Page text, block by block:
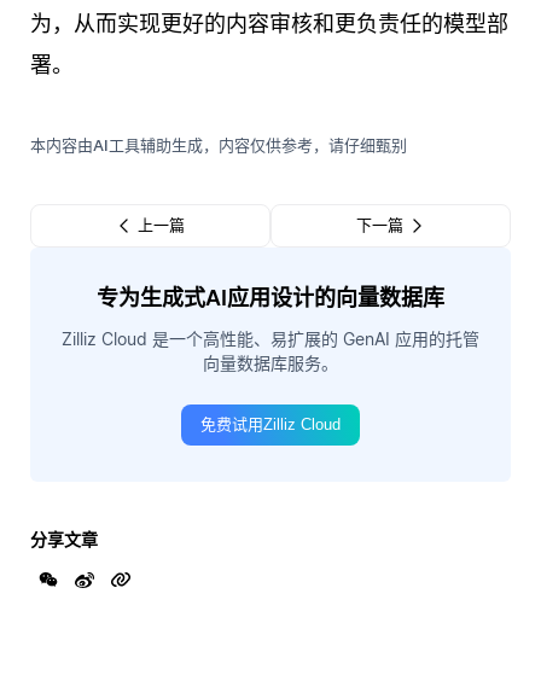
为，从而实现更好的内容审核和更负责任的模型部
署。
本内容由AI工具辅助生成，内容仅供参考，请仔细甄别
上一篇 下一篇
专为生成式AI应用设计的向量数据库
Zilliz Cloud 是一个高性能、易扩展的 GenAI 应用的托管
向量数据库服务。
免费试用Zilliz Cloud
分享文章